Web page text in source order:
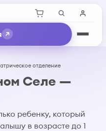
отделение
Селе —
ребенку, который
в возрасте до 1